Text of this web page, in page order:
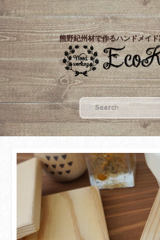
熊野紀州材で作るハンドメイ